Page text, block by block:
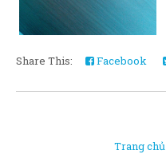
Share This: Facebook
Trang chủ